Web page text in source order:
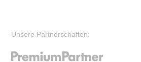
Unsere Partnerschaften: